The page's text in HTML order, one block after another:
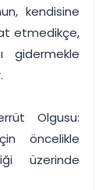
kendisine
etmedikçe,
gidermekle
Olgusu:
öncelikle
üzerinde